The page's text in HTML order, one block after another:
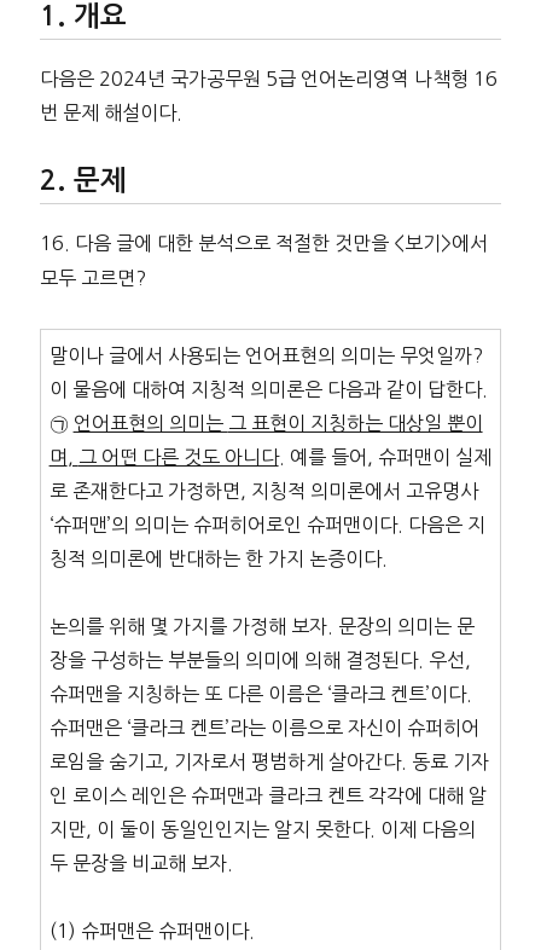
개요
다음은 2024년 국가공무원 5급 언어논리영역 나책형 16
번 문제 해설이다.
문제
16. 다음 글에 대한 분석으로 적절한 것만을 <보기>에서
모두 고르면?
말이나 글에서 사용되는 언어표현의 의미는 무엇일까?
이 물음에 대하여 지칭적 의미론은 다음과 같이 답한다.
㉠ 언어표현의 의미는 그 표현이 지칭하는 대상일 뿐이
며 , 그 어떤 다른 것도 아니다. 예를 들어, 슈퍼맨이 실제
로 존재한다고 가정하면, 지칭적 의미론에서 고유명사
‘슈퍼맨’의 의미는 슈퍼히어로인 슈퍼맨이다. 다음은 지
칭적 의미론에 반대하는 한 가지 논증이다.
논의를 위해 몇 가지를 가정해 보자. 문장의 의미는 문
장을 구성하는 부분들의 의미에 의해 결정된다. 우선,
슈퍼맨을 지칭하는 또 다른 이름은 ‘클라크 켄트’이다.
슈퍼맨은 ‘클라크 켄트’라는 이름으로 자신이 슈퍼히어
로임을 숨기고, 기자로서 평범하게 살아간다. 동료 기자
인 로이스 레인은 슈퍼맨과 클라크 켄트 각각에 대해 알
지만, 이 둘이 동일인인지는 알지 못한다. 이제 다음의
두 문장을 비교해 보자.
(1) 슈퍼맨은 슈퍼맨이다.